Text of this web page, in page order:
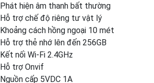
Phát hiện âm thanh bất thường
Hỗ trợ chế độ riêng tư vật lý
Khoảng cách hồng ngoại 10 mét
Hỗ trợ thẻ nhớ lên đến 256GB
Kết nối Wi-Fi 2.4GHz
Hỗ trợ Onvif
Nguồn cấp 5VDC 1A